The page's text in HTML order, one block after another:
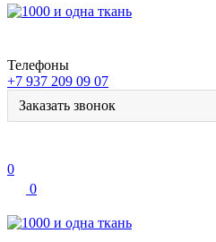
Телефоны
+7 937 209 09 07
Заказать звонок
0
0